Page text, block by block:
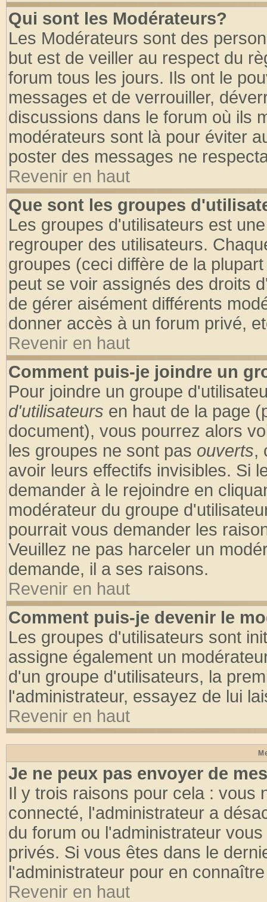
Qui sont les Modérateurs?
Les Modérateurs sont des
but est de veiller au respect du
forum tous les jours. Ils ont le
messages et de verrouiller,
discussions dans le forum où ils
modérateurs sont là pour éviter
poster des messages ne
Revenir en haut
Que sont les groupes
Les groupes d'utilisateurs est
regrouper des utilisateurs.
groupes (ceci diffère de la
peut se voir assignés des droits
de gérer aisément différents
donner accès à un forum privé,
Revenir en haut
Comment puis-je joindre un
Pour joindre un groupe
d'utilisateurs en haut de la page
document), vous pourrez alors
les groupes ne sont pas ouverts,
avoir leurs effectifs invisibles. Si
demander à le rejoindre en
modérateur du groupe
pourrait vous demander les
Veuillez ne pas harceler un
demande, il a ses raisons.
Revenir en haut
Comment puis-je devenir le
Les groupes d'utilisateurs sont
assigne également un
d'un groupe d'utilisateurs, la
l'administrateur, essayez de lui
Revenir en haut
Je ne peux pas envoyer de
Il y trois raisons pour cela : vous
connecté, l'administrateur a
du forum ou l'administrateur
privés. Si vous êtes dans le
l'administrateur pour en
Revenir en haut